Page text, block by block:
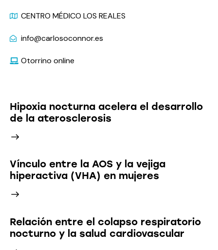
CENTRO MÉDICO LOS REALES
info@carlosoconnor.es
Otorrino online
Hipoxia nocturna acelera el desarrollo
de la aterosclerosis
Vínculo entre la AOS y la vejiga
hiperactiva (VHA) en mujeres
Relación entre el colapso respiratorio
nocturno y la salud cardiovascular